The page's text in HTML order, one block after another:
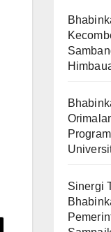
Sinergi